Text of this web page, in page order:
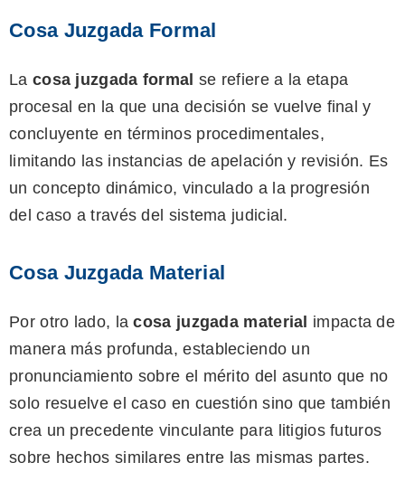
Cosa Juzgada Formal
La cosa juzgada formal se refiere a la etapa
procesal en la que una decisión se vuelve final y
concluyente en términos procedimentales,
limitando las instancias de apelación y revisión. Es
un concepto dinámico, vinculado a la progresión
del caso a través del sistema judicial.
Cosa Juzgada Material
Por otro lado, lacosa juzgada material impacta de
manera más profunda, estableciendo un
pronunciamiento sobre el mérito del asunto que no
solo resuelve el caso en cuestión sino que también
crea un precedente vinculante para litigios futuros
sobre hechos similares entre las mismas partes.